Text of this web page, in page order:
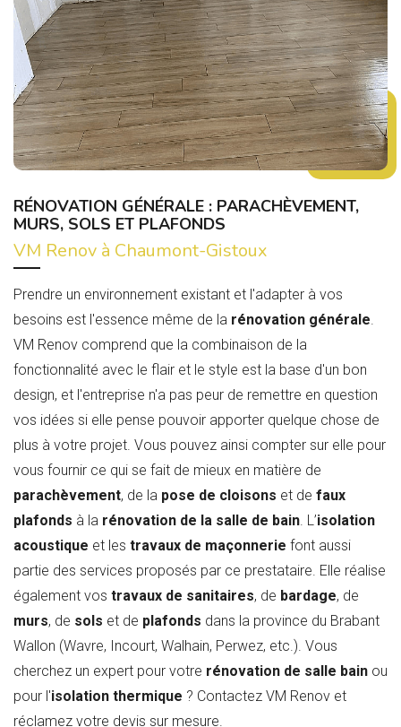
RÉNOVATION GÉNÉRALE : PARACHÈVEMENT,
MURS, SOLS ET PLAFONDS
VM Renov à Chaumont-Gistoux
Prendre un environnement existant et l'adapter à vos
besoins est l'essence même de la rénovation générale.
VM Renov comprend que la combinaison de la
fonctionnalité avec le flair et le style est la base d'un bon
design, et l'entreprise n'a pas peur de remettre en question
vos idées si elle pense pouvoir apporter quelque chose de
plus à votre projet. Vous pouvez ainsi compter sur elle pour
vous fournir ce qui se fait de mieux en matière de
parachèvement, de la pose de cloisons et de faux
plafonds à la rénovation de la salle de bain. L’isolation
acoustique et les travaux de maçonnerie font aussi
partie des services proposés par ce prestataire. Elle réalise
également vos travaux de sanitaires, de bardage, de
murs, de sols et de plafonds dans la province du Brabant
Wallon (Wavre, Incourt, Walhain, Perwez, etc.). Vous
cherchez un expert pour votre rénovation de salle bain ou
pour l'isolation thermique ? Contactez VM Renov et
réclamez votre devis sur mesure.